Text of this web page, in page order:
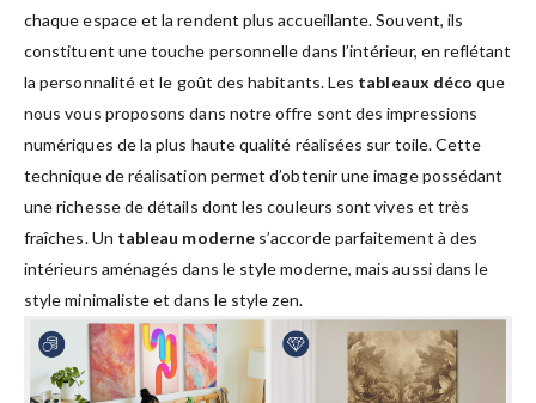
chaque espace et la rendent plus accueillante. Souvent, ils
constituent une touche personnelle dans l’intérieur, en reflétant
la personnalité et le goût des habitants. Les tableaux déco que
nous vous proposons dans notre offre sont des impressions
numériques de la plus haute qualité réalisées sur toile. Cette
technique de réalisation permet d’obtenir une image possédant
une richesse de détails dont les couleurs sont vives et très
fraîches. Un tableau modernes’accorde parfaitement à des
intérieurs aménagés dans le style moderne, mais aussi dans le
style minimaliste et dans le style zen.